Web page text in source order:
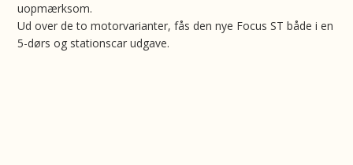
uopmærksom.
Ud over de to motorvarianter, fås den nye Focus ST både i en
5-dørs og stationscar udgave.